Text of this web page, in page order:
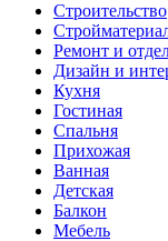
Строительство
Ремонт и
Дизайн и
Кухня
Гостиная
Спальня
Прихожая
Ванная
Детская
Балкон
Мебель